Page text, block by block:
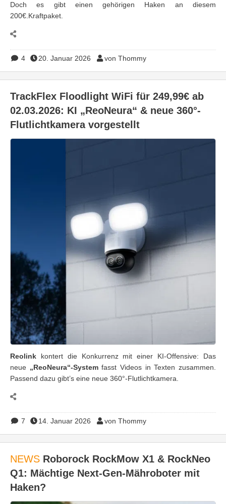
Doch es gibt einen gehörigen Haken an diesem
200€.Kraftpaket.
4 20. Januar 2026 von Thommy
TrackFlex Floodlight WiFi für 249,99€ ab
02.03.2026: KI „ReoNeura“ & neue 360°-
Flutlichtkamera vorgestellt
Reolink kontert die Konkurrenz mit einer KI-Offensive: Das
neue „ReoNeura“-Systemfasst Videos in Texten zusammen.
Passend dazu gibt’s eine neue 360°-Flutlichtkamera.
7 14. Januar 2026 von Thommy
NEWS Roborock RockMow X1 & RockNeo
Q1: Mächtige Next-Gen-Mähroboter mit
Haken?